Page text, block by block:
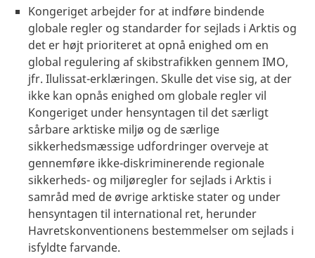
Kongeriget arbejder for at indføre bindende
globale regler og standarder for sejlads i Arktis og
det er højt prioriteret at opnå enighed om en
global regulering af skibstrafikken gennem IMO,
jfr. Ilulissat-erklæringen. Skulle det vise sig, at der
ikke kan opnås enighed om globale regler vil
Kongeriget under hensyntagen til det særligt
sårbare arktiske miljø og de særlige
sikkerhedsmæssige udfordringer overveje at
gennemføre ikke-diskriminerende regionale
sikkerheds- og miljøregler for sejlads i Arktis i
samråd med de øvrige arktiske stater og under
hensyntagen til international ret, herunder
Havretskonventionens bestemmelser om sejlads i
isfyldte farvande.